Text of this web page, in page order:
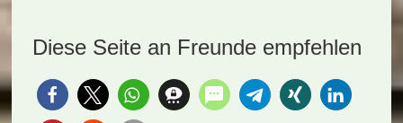
Diese Seite an Freunde empfehlen